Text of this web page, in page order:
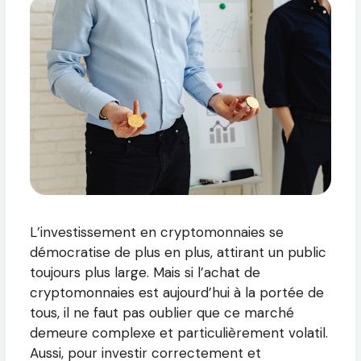
L’investissement en cryptomonnaies se
démocratise de plus en plus, attirant un public
toujours plus large. Mais si l’achat de
cryptomonnaies est aujourd’hui à la portée de
tous, il ne faut pas oublier que ce marché
demeure complexe et particulièrement volatil.
Aussi, pour investir correctement et